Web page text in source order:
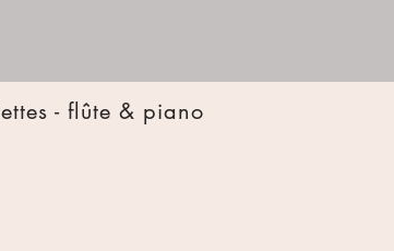
- flûte & piano